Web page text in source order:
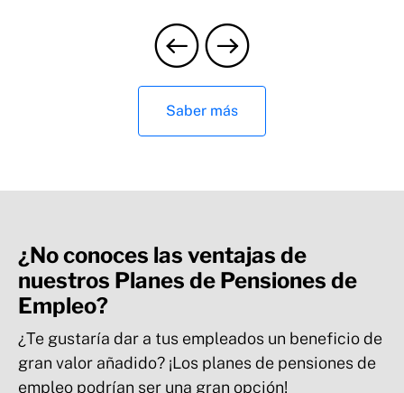
Saber más
¿No conoces las ventajas de
nuestros Planes de Pensiones de
Empleo?
¿Te gustaría dar a tus empleados un beneficio de
gran valor añadido? ¡Los planes de pensiones de
empleo podrían ser una gran opción!